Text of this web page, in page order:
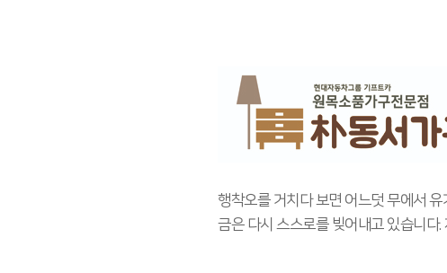
행착오를 거치다 보면 어느덧 무에서
금은 다시 스스로를 빚어내고 있습니다